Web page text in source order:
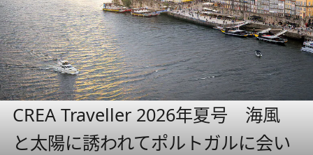
CREA Traveller 2026年夏号 海風
と太陽に誘われてポルトガルに会い